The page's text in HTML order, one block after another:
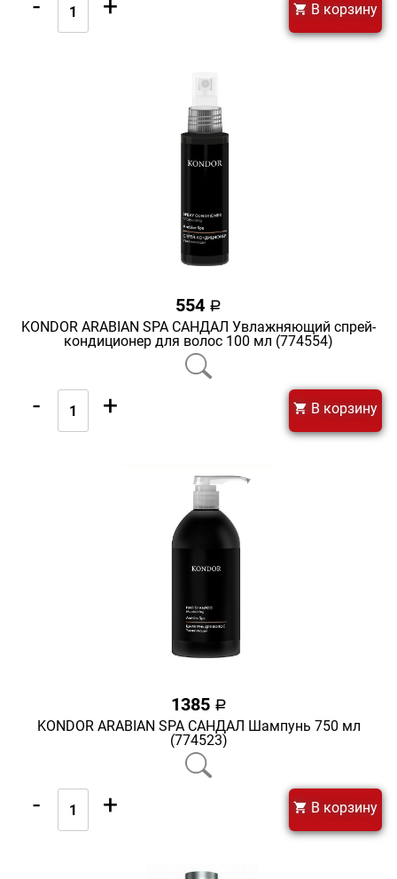
В корзину
554 a
KONDOR ARABIAN SPA САНДАЛ Увлажняющий спрей-
кондиционер для волос 100 мл (774554)
- + В корзину
1385 a
KONDOR ARABIAN SPA САНДАЛ Шампунь 750 мл
(774523)
- + В корзину